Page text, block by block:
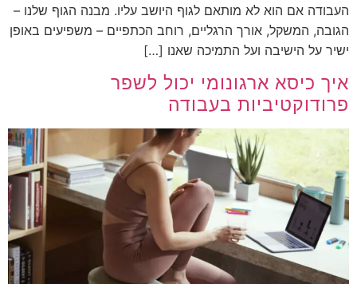
העבודה אם הוא לא מותאם לגוף היושב עליו. מבנה הגוף שלנו –
הגובה, המשקל, אורך הרגליים, רוחב הכתפיים – משפיעים באופן
ישיר על הישיבה ועל התמיכה שאנו […]
איך כיסא ארגונומי יכול לשפר
פרודוקטיביות בעבודה